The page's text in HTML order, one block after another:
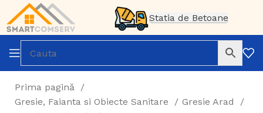
Statia de Betoane
Prima pagină
Gresie, Faianta si Obiecte Sanitare
Gresie Arad